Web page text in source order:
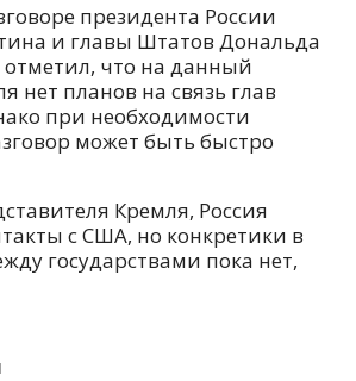
президента России
и главы Штатов Дональда
что на данный
нет планов на связь глав
при необходимости
может быть быстро
Кремля, Россия
с США, но конкретики в
государствами пока нет,